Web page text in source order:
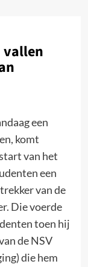
vallen
een
komt
van het
een
van de
Die voerde
toen hij
de NSV
die hem